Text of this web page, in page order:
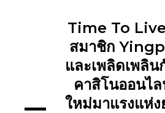
Time To
สมาชิก
และเพลิดเพลิน
คาสิโนออนไ
ใหม่มาแรงแห่